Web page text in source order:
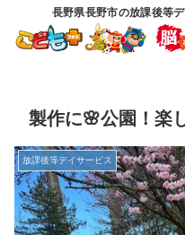
長野県長野市の放課後等
製作に🌸公園！楽
放課後等デイサービス